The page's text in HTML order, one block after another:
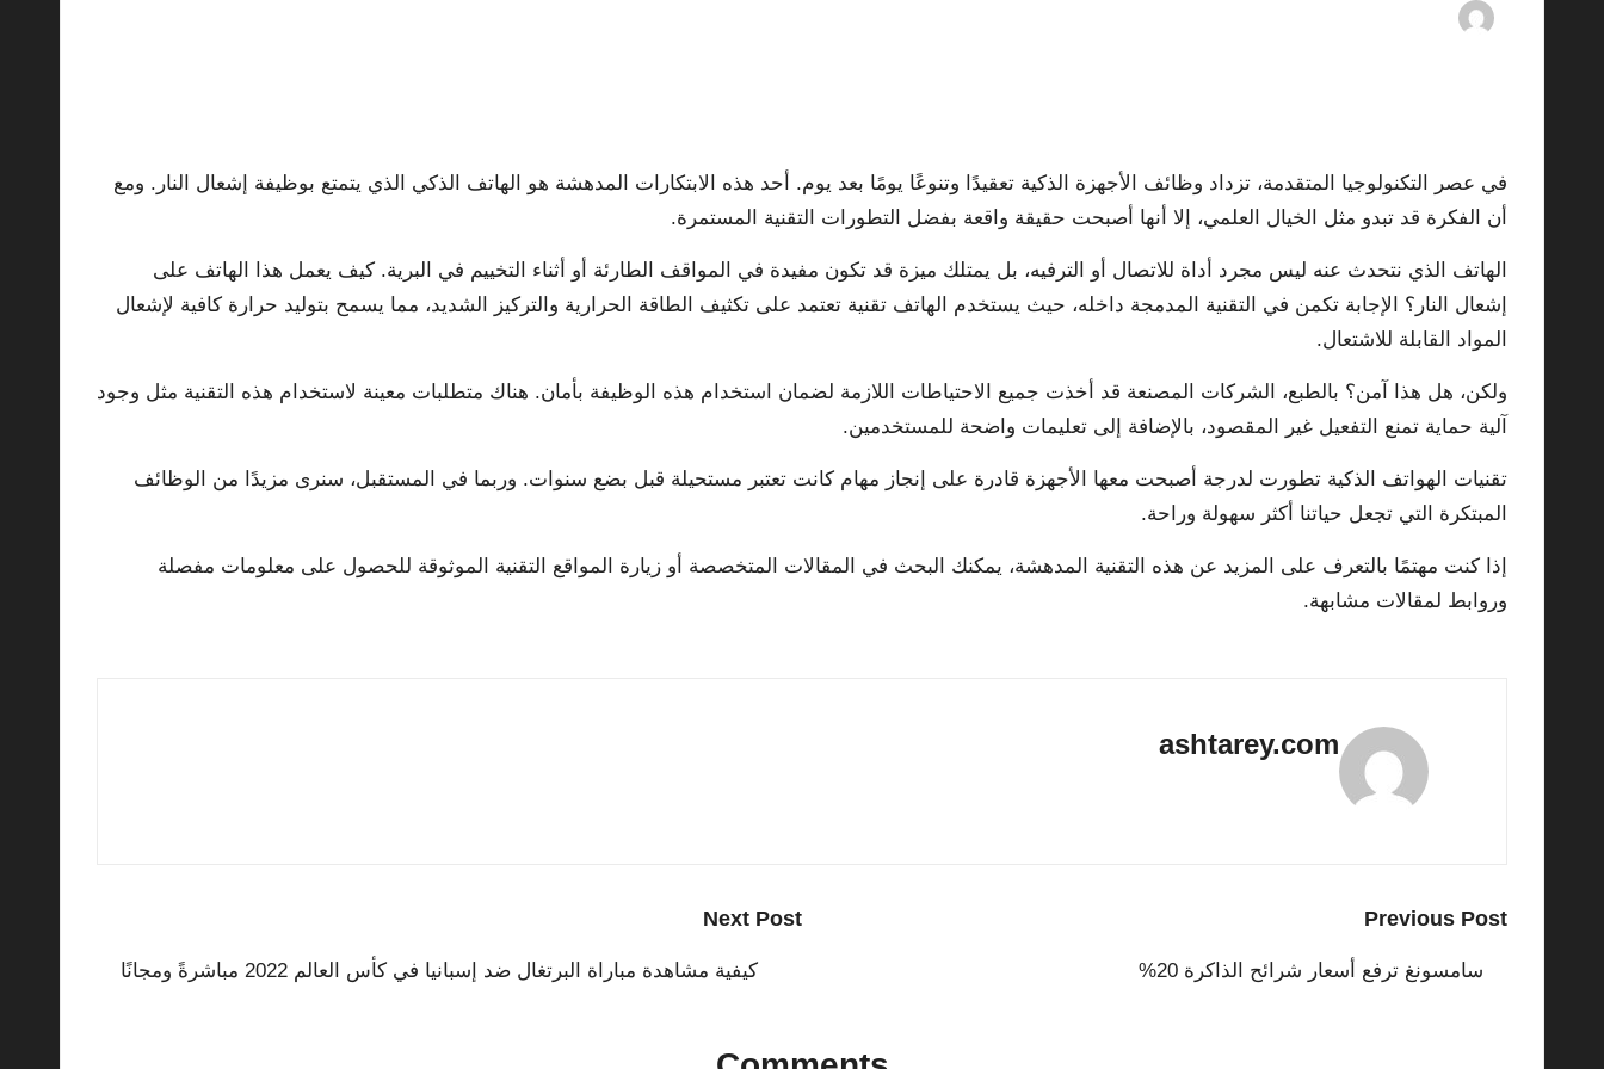
Posted
في عصر التكنولوجيا المتقدمة، تزداد وظائف الأجهزة الذكية تعقيدًا وتنوعًا يومًا بعد يوم. أحد هذه الابتكارات المدهشة هو الهاتف الذكي الذي يتمتع بوظيفة إشعال النار. ومع
أن الفكرة قد تبدو مثل الخيال العلمي، إلا أنها أصبحت حقيقة واقعة بفضل التطورات التقنية المستمرة.
الهاتف الذي نتحدث عنه ليس مجرد أداة للاتصال أو الترفيه، بل يمتلك ميزة قد تكون مفيدة في المواقف الطارئة أو أثناء التخييم في البرية. كيف يعمل هذا الهاتف على
إشعال النار؟ الإجابة تكمن في التقنية المدمجة داخله، حيث يستخدم الهاتف تقنية تعتمد على تكثيف الطاقة الحرارية والتركيز الشديد، مما يسمح بتوليد حرارة كافية لإشعال
المواد القابلة للاشتعال.
ولكن، هل هذا آمن؟ بالطبع، الشركات المصنعة قد أخذت جميع الاحتياطات اللازمة لضمان استخدام هذه الوظيفة بأمان. هناك متطلبات معينة لاستخدام هذه التقنية مثل وجود
آلية حماية تمنع التفعيل غير المقصود، بالإضافة إلى تعليمات واضحة للمستخدمين.
تقنيات الهواتف الذكية تطورت لدرجة أصبحت معها الأجهزة قادرة على إنجاز مهام كانت تعتبر مستحيلة قبل بضع سنوات. وربما في المستقبل، سنرى مزيدًا من الوظائف
المبتكرة التي تجعل حياتنا أكثر سهولة وراحة.
إذا كنت مهتمًا بالتعرف على المزيد عن هذه التقنية المدهشة، يمكنك البحث في المقالات المتخصصة أو زيارة المواقع التقنية الموثوقة للحصول على معلومات مفصلة
وروابط لمقالات مشابهة.
ashtarey.com
Post
navigation
Previous Post
سامسونغ ترفع أسعار شرائح الذاكرة 20%
Next Post
كيفية مشاهدة مباراة البرتغال ضد إسبانيا في كأس العالم 2022 مباشرةً ومجانًا